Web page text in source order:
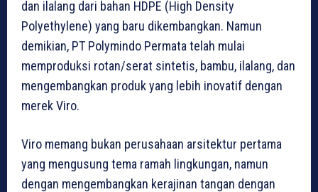
dan ilalang dari bahan HDPE (High Density
Polyethylene) yang baru dikembangkan. Namun
demikian, PT Polymindo Permata telah mulai
memproduksi rotan/serat sintetis, bambu, ilalang, dan
mengembangkan produk yang lebih inovatif dengan
merek Viro.
Viro memang bukan perusahaan arsitektur pertama
yang mengusung tema ramah lingkungan, namun
dengan mengembangkan kerajinan tangan dengan